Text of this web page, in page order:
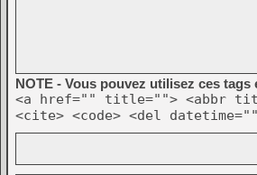
NOTE - Vous pouvez utilisez ces
<a href="" title=""> <abbr
<cite> <code> <del